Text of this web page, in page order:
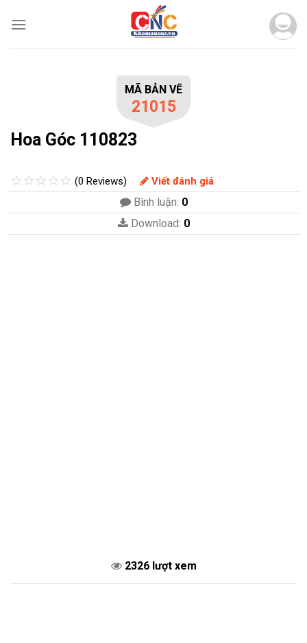
MÃ BẢN VẼ
21015
Hoa Góc 110823
(0 Reviews) Viết đánh giá
Bình luận: 0
Download: 0
2326 lượt xem